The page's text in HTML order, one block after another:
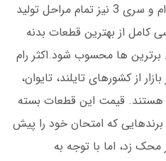
برخوردار باشد و لوازم یدکی بی ام و سری 3 نیز تمام مراحل تولید
کامل از بهترین قطعات بدنه
ها محسوب شود.اکثر رام
از کشورهای تایلند، تایوان،
هستند. قیمت این قطعات بسته
که امتحان خود را پیش
محک زد، اما با توجه به